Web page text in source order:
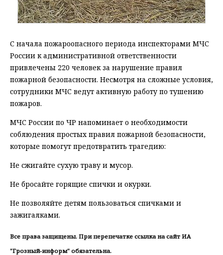
С начала пожароопасного периода инспекторами МЧС
России к административной ответственности
привлечены 220 человек за нарушение правил
пожарной безопасности. Несмотря на сложные условия,
сотрудники МЧС ведут активную работу по тушению
пожаров.
МЧС России по ЧР напоминает о необходимости
соблюдения простых правил пожарной безопасности,
которые помогут предотвратить трагедию:
Не сжигайте сухую траву и мусор.
Не бросайте горящие спички и окурки.
Не позволяйте детям пользоваться спичками и
зажигалками.
Все права защищены. При перепечатке ссылка на сайт ИА
"Грозный-информ" обязательна.